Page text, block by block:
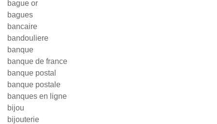
bague or
bagues
bancaire
bandouliere
banque
banque de france
banque postal
banque postale
banques en ligne
bijou
bijouterie